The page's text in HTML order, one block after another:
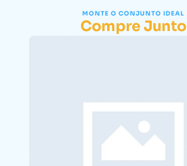
MONTE O CONJUNTO IDEAL
Compre Junto